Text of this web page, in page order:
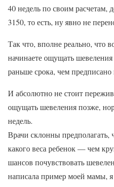
40 недель по своим расчетам,
3150, то есть, ну явно не
Так что, вполне реально, что
начинаете ощущать
раньше срока, чем предписано
И абсолютно не стоит
ощущать шевеления позже,
недель.
Врачи склонны предполагать,
какого веса ребенок — чем
шансов почувствовать
написала пример моей мамы,